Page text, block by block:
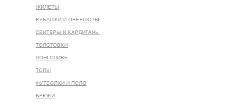
ЖИЛЕТЫ
РУБАШКИ И ОВЕРШОТЫ
СВИТЕРЫ И КАРДИГАНЫ
ТОЛСТОВКИ
ЛОНГСЛИВЫ
ТОПЫ
ФУТБОЛКИ И ПОЛО
БРЮКИ